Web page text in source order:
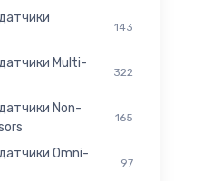
143
Multi-
322
Non-
165
Omni-
97